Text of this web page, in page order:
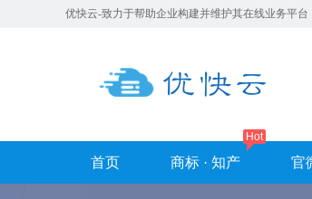
优快云-致力于帮助企业构建并维护其在线业务平台
首页 商标 · 知产
Hot
官